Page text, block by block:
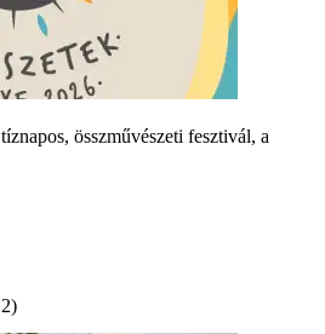
összművészeti fesztivál, a